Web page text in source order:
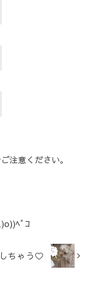
注意ください。
ﾍﾟｺ
ちゃう♡